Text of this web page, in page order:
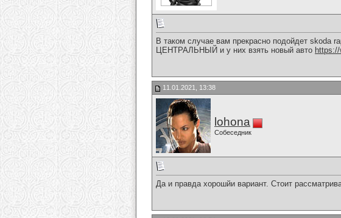
В таком случае вам прекрасно подойдет skoda
ЦЕНТРАЛЬНЫЙ и у них взять новый авто
11.01.2021, 13:38
lohona
Собеседник
Да и правда хорошйи вариант. Стоит